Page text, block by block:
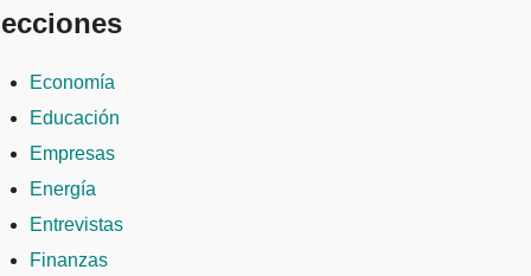
Economía
Educación
Empresas
Energía
Entrevistas
Finanzas